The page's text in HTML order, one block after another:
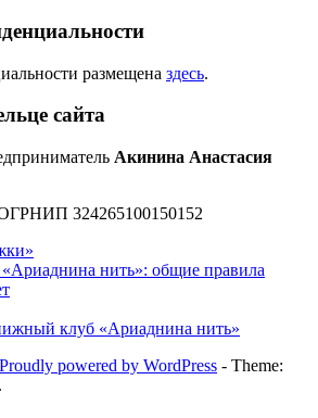
размещена здесь.
сайта
Акинина Анастасия
324265100150152
нить»: общие правила
клуб «Ариаднина нить»
Proudly powered by WordPress - Theme:
.